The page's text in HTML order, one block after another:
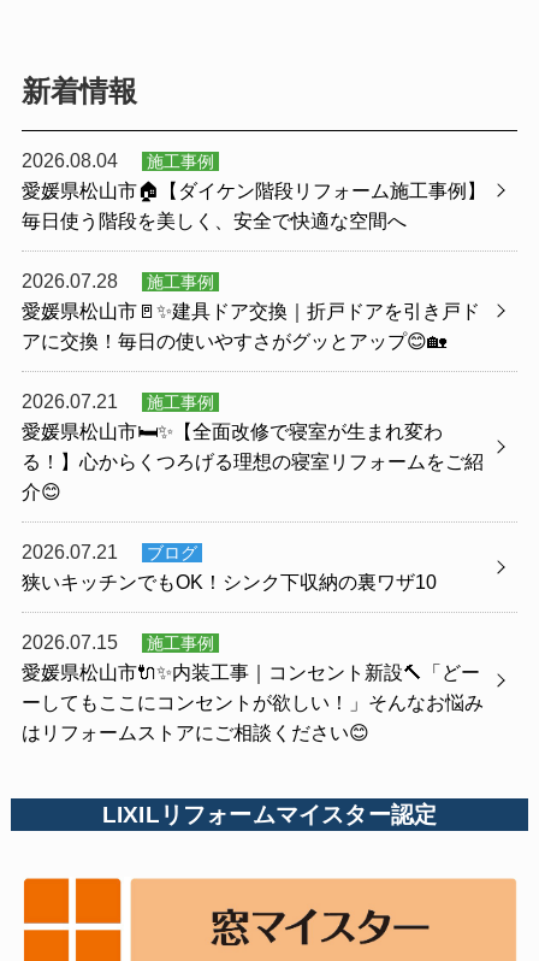
新着情報
2026.08.04 施工事例
愛媛県松山市🏠【ダイケン階段リフォーム施工事例】
毎日使う階段を美しく、安全で快適な空間へ
2026.07.28 施工事例
愛媛県松山市🚪✨建具ドア交換｜折戸ドアを引き戸ド
アに交換！毎日の使いやすさがグッとアップ😊🏡
2026.07.21 施工事例
愛媛県松山市🛏️✨【全面改修で寝室が生まれ変わ
る！】心からくつろげる理想の寝室リフォームをご紹
介😊
2026.07.21 ブログ
狭いキッチンでもOK！シンク下収納の裏ワザ10
2026.07.15 施工事例
愛媛県松山市🔌✨内装工事｜コンセント新設🔨「どー
ーしてもここにコンセントが欲しい！」そんなお悩み
はリフォームストアにご相談ください😊
LIXILリフォームマイスター認定